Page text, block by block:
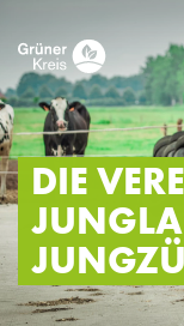
DIE